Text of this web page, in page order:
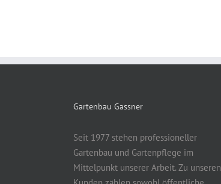
Gartenbau Gassner
Seit 1977 stehen professioneller
Gartenbau und Gartenpflege im
Mittelpunkt unserer Arbeit. Zu unseren